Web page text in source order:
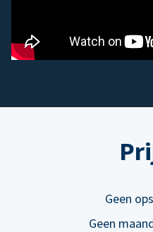
Geen
Geen